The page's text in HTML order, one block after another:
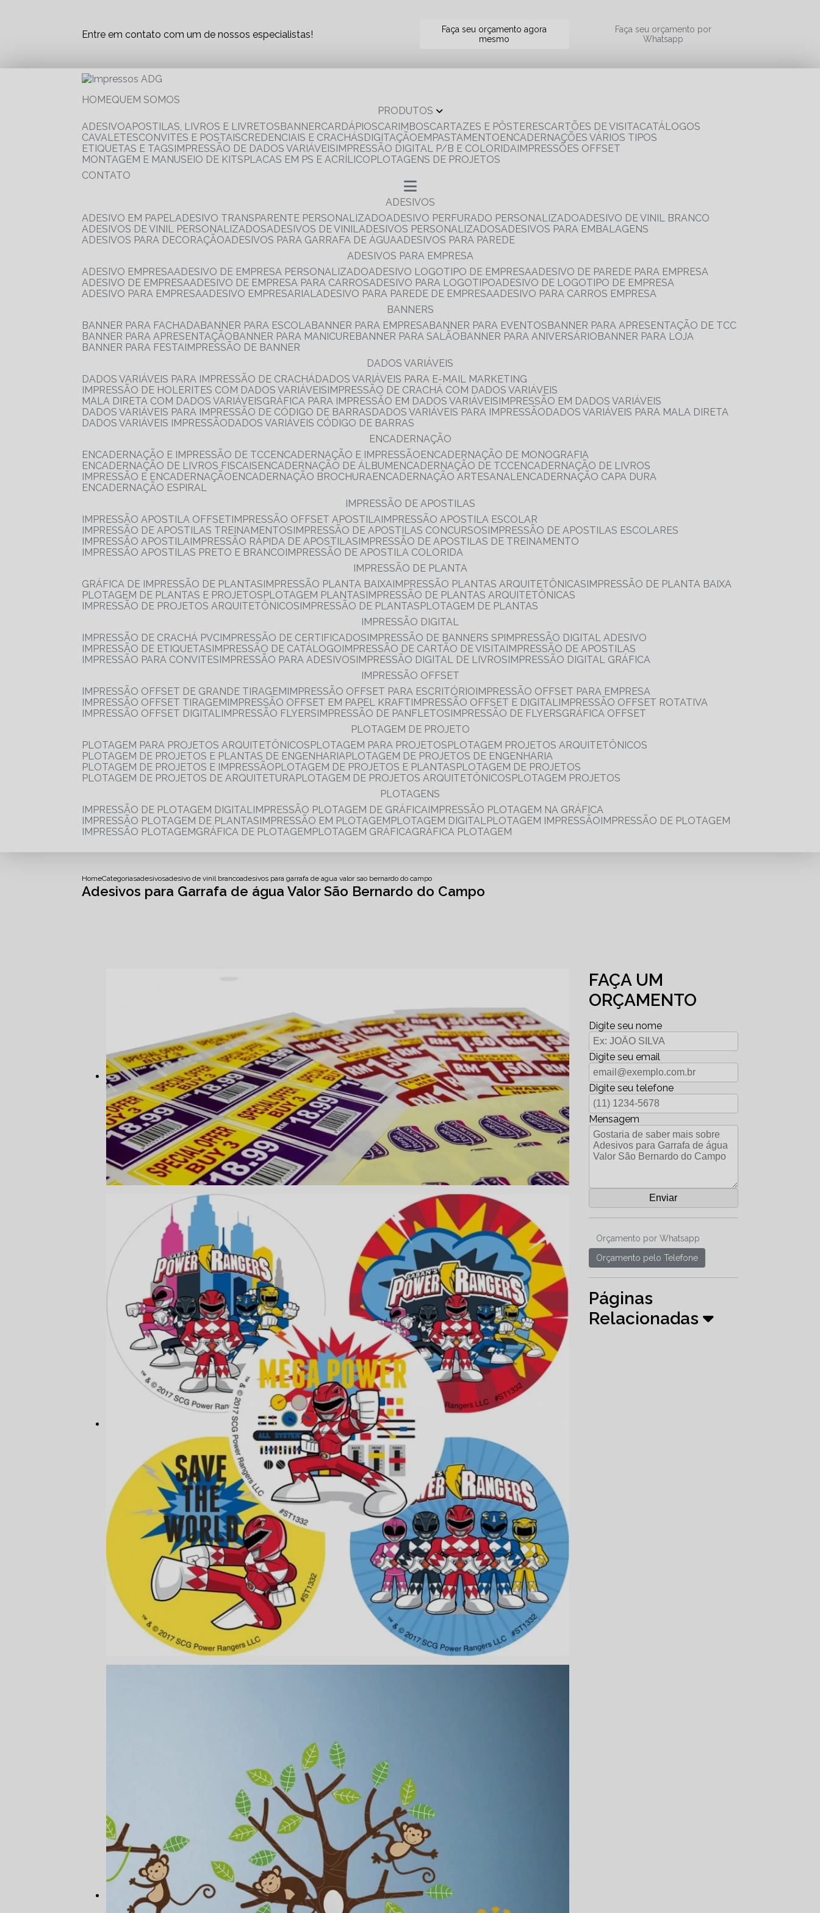
Entre em contato com um de nossos especialistas!
Faça seu orçamento agora
mesmo
Faça seu orçamento por
Whatsapp
HOME
QUEM SOMOS
PRODUTOS
ADESIVO
APOSTILAS, LIVROS E LIVRETOS BANNER CARDÁPIOS CARIMBOS CARTAZES E PÔSTERES CARTÕES DE VISITA
CATÁLOGOS
CAVALETES
CONVITES E POSTAIS CREDENCIAIS E CRACHÁS DIGITAÇÃO EMPASTAMENTO
ENCADERNAÇÕES VÁRIOS TIPOS
ETIQUETAS E TAGS IMPRESSÃO DE DADOS VARIÁVEIS IMPRESSÃO DIGITAL P/B E COLORIDA IMPRESSÕES OFFSET
MONTAGEM E MANUSEIO DE KITS
PLACAS EM PS E ACRÍLICO
PLOTAGENS DE PROJETOS
CONTATO
ADESIVOS
ADESIVO EM PAPEL
ADESIVO TRANSPARENTE PERSONALIZADO ADESIVO PERFURADO PERSONALIZADO
ADESIVO DE VINIL BRANCO
ADESIVOS DE VINIL PERSONALIZADOS
ADESIVOS DE VINIL ADESIVOS PERSONALIZADOS
ADESIVOS PARA EMBALAGENS
ADESIVOS PARA DECORAÇÃO
ADESIVOS PARA GARRAFA DE ÁGUA
ADESIVOS PARA PAREDE
ADESIVOS PARA EMPRESA
ADESIVO EMPRESA
ADESIVO DE EMPRESA PERSONALIZADO ADESIVO LOGOTIPO DE EMPRESA
ADESIVO DE PAREDE PARA EMPRESA
ADESIVO DE EMPRESA
ADESIVO DE EMPRESA PARA CARROS ADESIVO PARA LOGOTIPO
ADESIVO DE LOGOTIPO DE EMPRESA
ADESIVO PARA EMPRESA
ADESIVO EMPRESARIAL ADESIVO PARA PAREDE DE EMPRESA
ADESIVO PARA CARROS EMPRESA
BANNERS
BANNER PARA FACHADA
BANNER PARA ESCOLA BANNER PARA EMPRESA BANNER PARA EVENTOS
BANNER PARA APRESENTAÇÃO DE TCC
BANNER PARA APRESENTAÇÃO
BANNER PARA MANICURE BANNER PARA SALÃO BANNER PARA ANIVERSÁRIO
BANNER PARA LOJA
BANNER PARA FESTA IMPRESSÃO DE BANNER
DADOS VARIÁVEIS
DADOS VARIÁVEIS PARA IMPRESSÃO DE CRACHÁ
DADOS VARIÁVEIS PARA E-MAIL MARKETING
IMPRESSÃO DE HOLERITES COM DADOS VARIÁVEIS IMPRESSÃO DE CRACHÁ COM DADOS VARIÁVEIS
MALA DIRETA COM DADOS VARIÁVEIS
GRÁFICA PARA IMPRESSÃO EM DADOS VARIÁVEIS IMPRESSÃO EM DADOS VARIÁVEIS
DADOS VARIÁVEIS PARA IMPRESSÃO DE CÓDIGO DE BARRAS
DADOS VARIÁVEIS PARA IMPRESSÃO
DADOS VARIÁVEIS PARA MALA DIRETA
DADOS VARIÁVEIS IMPRESSÃO
DADOS VARIÁVEIS CÓDIGO DE BARRAS
ENCADERNAÇÃO
ENCADERNAÇÃO E IMPRESSÃO DE TCC
ENCADERNAÇÃO E IMPRESSÃO
ENCADERNAÇÃO DE MONOGRAFIA
ENCADERNAÇÃO DE LIVROS FISCAIS
ENCADERNAÇÃO DE ÁLBUM ENCADERNAÇÃO DE TCC
ENCADERNAÇÃO DE LIVROS
IMPRESSÃO E ENCADERNAÇÃO
ENCADERNAÇÃO BROCHURA ENCADERNAÇÃO ARTESANAL
ENCADERNAÇÃO CAPA DURA
ENCADERNAÇÃO ESPIRAL
IMPRESSÃO DE APOSTILAS
IMPRESSÃO APOSTILA OFFSET IMPRESSÃO OFFSET APOSTILA IMPRESSÃO APOSTILA ESCOLAR
IMPRESSÃO DE APOSTILAS TREINAMENTOS IMPRESSÃO DE APOSTILAS CONCURSOS IMPRESSÃO DE APOSTILAS ESCOLARES
IMPRESSÃO APOSTILA IMPRESSÃO RÁPIDA DE APOSTILAS IMPRESSÃO DE APOSTILAS DE TREINAMENTO
IMPRESSÃO APOSTILAS PRETO E BRANCO IMPRESSÃO DE APOSTILA COLORIDA
IMPRESSÃO DE PLANTA
GRÁFICA DE IMPRESSÃO DE PLANTAS IMPRESSÃO PLANTA BAIXA IMPRESSÃO PLANTAS ARQUITETÔNICAS IMPRESSÃO DE PLANTA BAIXA
PLOTAGEM DE PLANTAS E PROJETOS
PLOTAGEM PLANTAS IMPRESSÃO DE PLANTAS ARQUITETÔNICAS
IMPRESSÃO DE PROJETOS ARQUITETÔNICOS IMPRESSÃO DE PLANTAS
PLOTAGEM DE PLANTAS
IMPRESSÃO DIGITAL
IMPRESSÃO DE CRACHÁ PVC IMPRESSÃO DE CERTIFICADOS IMPRESSÃO DE BANNERS SP IMPRESSÃO DIGITAL ADESIVO
IMPRESSÃO DE ETIQUETAS IMPRESSÃO DE CATÁLOGO IMPRESSÃO DE CARTÃO DE VISITA IMPRESSÃO DE APOSTILAS
IMPRESSÃO PARA CONVITES IMPRESSÃO PARA ADESIVOS IMPRESSÃO DIGITAL DE LIVROS IMPRESSÃO DIGITAL GRÁFICA
IMPRESSÃO OFFSET
IMPRESSÃO OFFSET DE GRANDE TIRAGEM IMPRESSÃO OFFSET PARA ESCRITÓRIO IMPRESSÃO OFFSET PARA EMPRESA
IMPRESSÃO OFFSET TIRAGEM IMPRESSÃO OFFSET EM PAPEL KRAFT IMPRESSÃO OFFSET E DIGITAL IMPRESSÃO OFFSET ROTATIVA
IMPRESSÃO OFFSET DIGITAL IMPRESSÃO FLYERS IMPRESSÃO DE PANFLETOS IMPRESSÃO DE FLYERS
GRÁFICA OFFSET
PLOTAGEM DE PROJETO
PLOTAGEM PARA PROJETOS ARQUITETÔNICOS
PLOTAGEM PARA PROJETOS
PLOTAGEM PROJETOS ARQUITETÔNICOS
PLOTAGEM DE PROJETOS E PLANTAS DE ENGENHARIA
PLOTAGEM DE PROJETOS DE ENGENHARIA
PLOTAGEM DE PROJETOS E IMPRESSÃO
PLOTAGEM DE PROJETOS E PLANTAS
PLOTAGEM DE PROJETOS
PLOTAGEM DE PROJETOS DE ARQUITETURA
PLOTAGEM DE PROJETOS ARQUITETÔNICOS
PLOTAGEM PROJETOS
PLOTAGENS
IMPRESSÃO DE PLOTAGEM DIGITAL IMPRESSÃO PLOTAGEM DE GRÁFICA IMPRESSÃO PLOTAGEM NA GRÁFICA
IMPRESSÃO PLOTAGEM DE PLANTAS IMPRESSÃO EM PLOTAGEM PLOTAGEM DIGITAL PLOTAGEM IMPRESSÃO IMPRESSÃO DE PLOTAGEM
IMPRESSÃO PLOTAGEM
GRÁFICA DE PLOTAGEM PLOTAGEM GRÁFICA GRÁFICA PLOTAGEM
HomeCategoriasadesivosadesivo de vinil brancoadesivos para garrafa de agua valor sao bernardo do campo
Adesivos para Garrafa de água Valor São Bernardo do Campo
FAÇA UM
ORÇAMENTO
Digite seu nome
Digite seu email
Digite seu telefone
Mensagem
Orçamento por Whatsapp
Orçamento pelo Telefone
Páginas
Relacionadas